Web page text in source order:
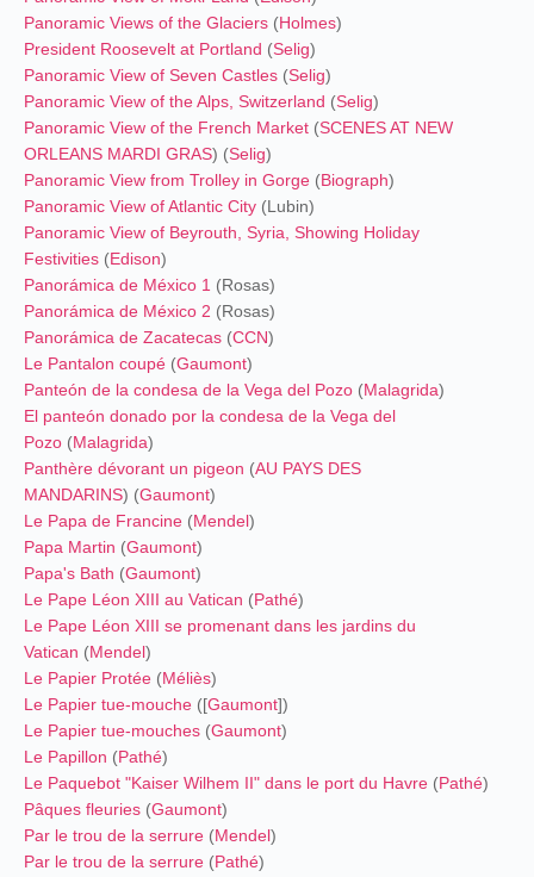
Panoramic Views of the Glaciers (Holmes)
President Roosevelt at Portland (Selig)
Panoramic View of Seven Castles (Selig)
Panoramic View of the Alps, Switzerland (Selig)
Panoramic View of the French Market (SCENES AT NEW
ORLEANS MARDI GRAS) (Selig)
Panoramic View from Trolley in Gorge (Biograph)
Panoramic View of Atlantic City (Lubin)
Panoramic View of Beyrouth, Syria, Showing Holiday
Festivities (Edison)
Panorámica de México 1 (Rosas)
Panorámica de México 2 (Rosas)
Panorámica de Zacatecas (CCN)
Le Pantalon coupé (Gaumont)
Panteón de la condesa de la Vega del Pozo (Malagrida)
El panteón donado por la condesa de la Vega del
Pozo (Malagrida)
Panthère dévorant un pigeon (AU PAYS DES
MANDARINS) (Gaumont)
Le Papa de Francine (Mendel)
Papa Martin (Gaumont)
Papa's Bath (Gaumont)
Le Pape Léon XIII au Vatican (Pathé)
Le Pape Léon XIII se promenant dans les jardins du
Vatican (Mendel)
Le Papier Protée (Méliès)
Le Papier tue-mouche ([Gaumont])
Le Papier tue-mouches (Gaumont)
Le Papillon (Pathé)
Le Paquebot "Kaiser Wilhem II" dans le port du Havre (Pathé)
Pâques fleuries (Gaumont)
Par le trou de la serrure (Mendel)
Par le trou de la serrure (Pathé)